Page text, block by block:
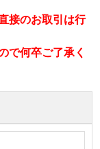
接のお取引は行
で何卒ご了承く